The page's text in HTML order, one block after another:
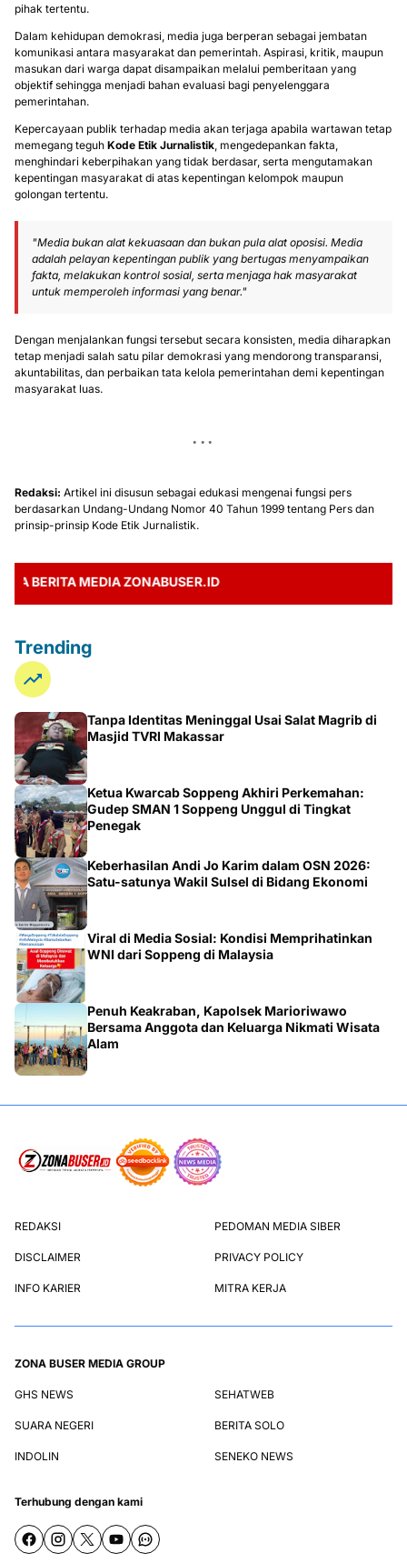
pihak tertentu.
Dalam kehidupan demokrasi, media juga berperan sebagai jembatan
komunikasi antara masyarakat dan pemerintah. Aspirasi, kritik, maupun
masukan dari warga dapat disampaikan melalui pemberitaan yang
objektif sehingga menjadi bahan evaluasi bagi penyelenggara
pemerintahan.
Kepercayaan publik terhadap media akan terjaga apabila wartawan tetap
memegang teguh Kode Etik Jurnalistik , mengedepankan fakta,
menghindari keberpihakan yang tidak berdasar, serta mengutamakan
kepentingan masyarakat di atas kepentingan kelompok maupun
golongan tertentu.
"Media bukan alat kekuasaan dan bukan pula alat oposisi. Media
adalah pelayan kepentingan publik yang bertugas menyampaikan
fakta, melakukan kontrol sosial, serta menjaga hak masyarakat
untuk memperoleh informasi yang benar."
Dengan menjalankan fungsi tersebut secara konsisten, media diharapkan
tetap menjadi salah satu pilar demokrasi yang mendorong transparansi,
akuntabilitas, dan perbaikan tata kelola pemerintahan demi kepentingan
masyarakat luas.
Redaksi: Artikel ini disusun sebagai edukasi mengenai fungsi pers
berdasarkan Undang-Undang Nomor 40 Tahun 1999 tentang Pers dan
prinsip-prinsip Kode Etik Jurnalistik.
MEDIA ZONABUSER.ID
Trending
Tanpa Identitas Meninggal Usai Salat Magrib di
Masjid TVRI Makassar
Ketua Kwarcab Soppeng Akhiri Perkemahan:
Gudep SMAN 1 Soppeng Unggul di Tingkat
Penegak
Keberhasilan Andi Jo Karim dalam OSN 2026:
Satu-satunya Wakil Sulsel di Bidang Ekonomi
Viral di Media Sosial: Kondisi Memprihatinkan
WNI dari Soppeng di Malaysia
Penuh Keakraban, Kapolsek Marioriwawo
Bersama Anggota dan Keluarga Nikmati Wisata
Alam
REDAKSI PEDOMAN MEDIA SIBER
DISCLAIMER PRIVACY POLICY
INFO KARIER MITRA KERJA
ZONA BUSER MEDIA GROUP
GHS NEWS SEHATWEB
SUARA NEGERI BERITA SOLO
INDOLIN SENEKO NEWS
Terhubung dengan kami